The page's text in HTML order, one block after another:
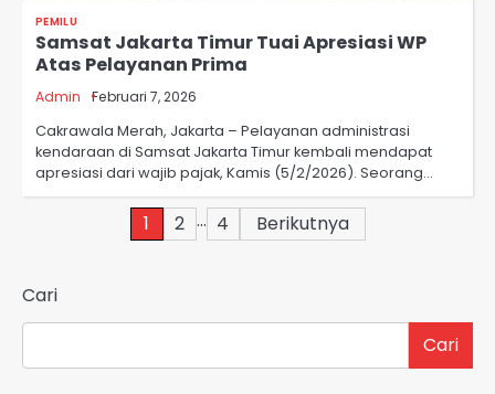
PEMILU
Samsat Jakarta Timur Tuai Apresiasi WP
Atas Pelayanan Prima
Admin Februari 7, 2026
Cakrawala Merah, Jakarta – Pelayanan administrasi
kendaraan di Samsat Jakarta Timur kembali mendapat
apresiasi dari wajib pajak, Kamis (5/2/2026). Seorang…
1 2 … 4 Berikutnya
Cari
Cari